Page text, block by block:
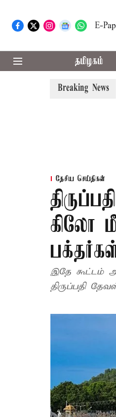
E-
தமிழகம்
Breaking News
கோவை,
தேசிய செய்திகள்
கிலோ
இதே கூட்டம்
திருப்பதி